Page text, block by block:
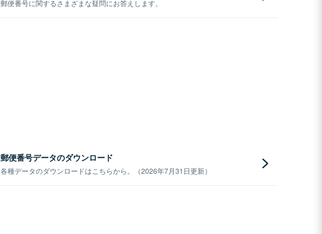
郵便番号に関するさまざまな疑問にお答えします。
郵便番号データのダウンロード
各種データのダウンロードはこちらから。（2026年7月31日更新）